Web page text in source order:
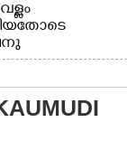
കഴുകി
ത്തിന്